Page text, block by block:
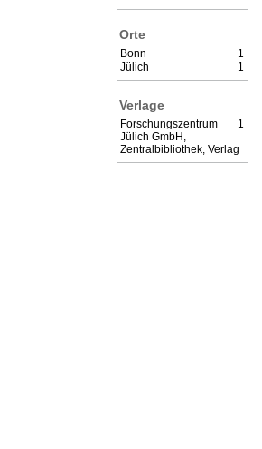
Orte
1
Bonn
1
Jülich
Verlage
1
Forschungszentrum
Jülich GmbH,
Zentralbibliothek, Verlag